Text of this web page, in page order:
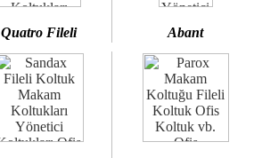
Quatro Fileli Abant